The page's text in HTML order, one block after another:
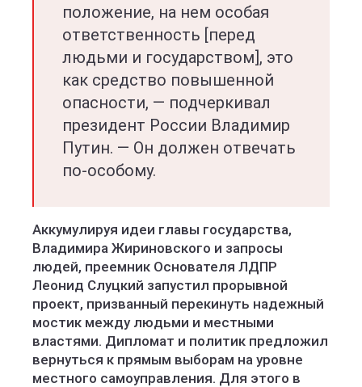
положение, на нем особая
ответственность [перед
людьми и государством], это
как средство повышенной
опасности, — подчеркивал
президент России Владимир
Путин. — Он должен отвечать
по-особому.
Аккумулируя идеи главы государства,
Владимира Жириновского и запросы
людей, преемник Основателя ЛДПР
Леонид Слуцкий запустил прорывной
проект, призванный перекинуть надежный
мостик между людьми и местными
властями. Дипломат и политик предложил
вернуться к прямым выборам на уровне
местного самоуправления. Для этого в